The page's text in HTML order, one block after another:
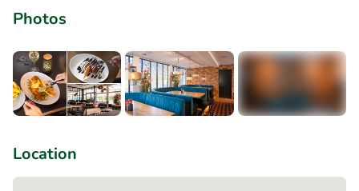
Photos
Location